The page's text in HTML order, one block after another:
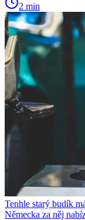
2 min
Tenhle starý budík
Německa za něj